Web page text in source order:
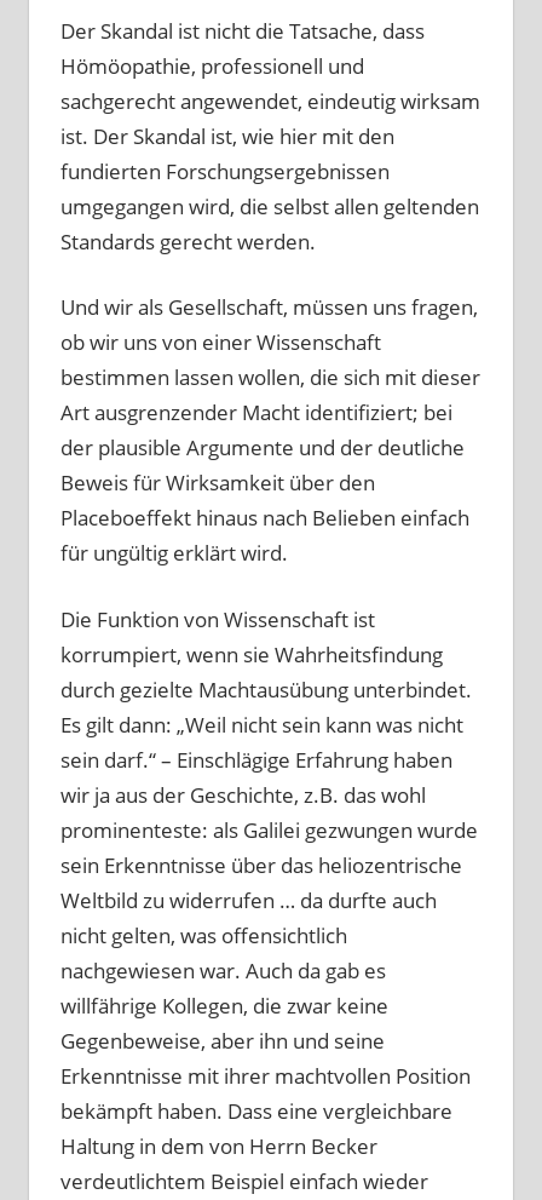
Der Skandal ist nicht die Tatsache, dass
Hömöopathie, professionell und
sachgerecht angewendet, eindeutig wirksam
ist. Der Skandal ist, wie hier mit den
fundierten Forschungsergebnissen
umgegangen wird, die selbst allen geltenden
Standards gerecht werden.
Und wir als Gesellschaft, müssen uns fragen,
ob wir uns von einer Wissenschaft
bestimmen lassen wollen, die sich mit dieser
Art ausgrenzender Macht identifiziert; bei
der plausible Argumente und der deutliche
Beweis für Wirksamkeit über den
Placeboeffekt hinaus nach Belieben einfach
für ungültig erklärt wird.
Die Funktion von Wissenschaft ist
korrumpiert, wenn sie Wahrheitsfindung
durch gezielte Machtausübung unterbindet.
Es gilt dann: „Weil nicht sein kann was nicht
sein darf.“ – Einschlägige Erfahrung haben
wir ja aus der Geschichte, z.B. das wohl
prominenteste: als Galilei gezwungen wurde
sein Erkenntnisse über das heliozentrische
Weltbild zu widerrufen … da durfte auch
nicht gelten, was offensichtlich
nachgewiesen war. Auch da gab es
willfährige Kollegen, die zwar keine
Gegenbeweise, aber ihn und seine
Erkenntnisse mit ihrer machtvollen Position
bekämpft haben. Dass eine vergleichbare
Haltung in dem von Herrn Becker
verdeutlichtem Beispiel einfach wieder